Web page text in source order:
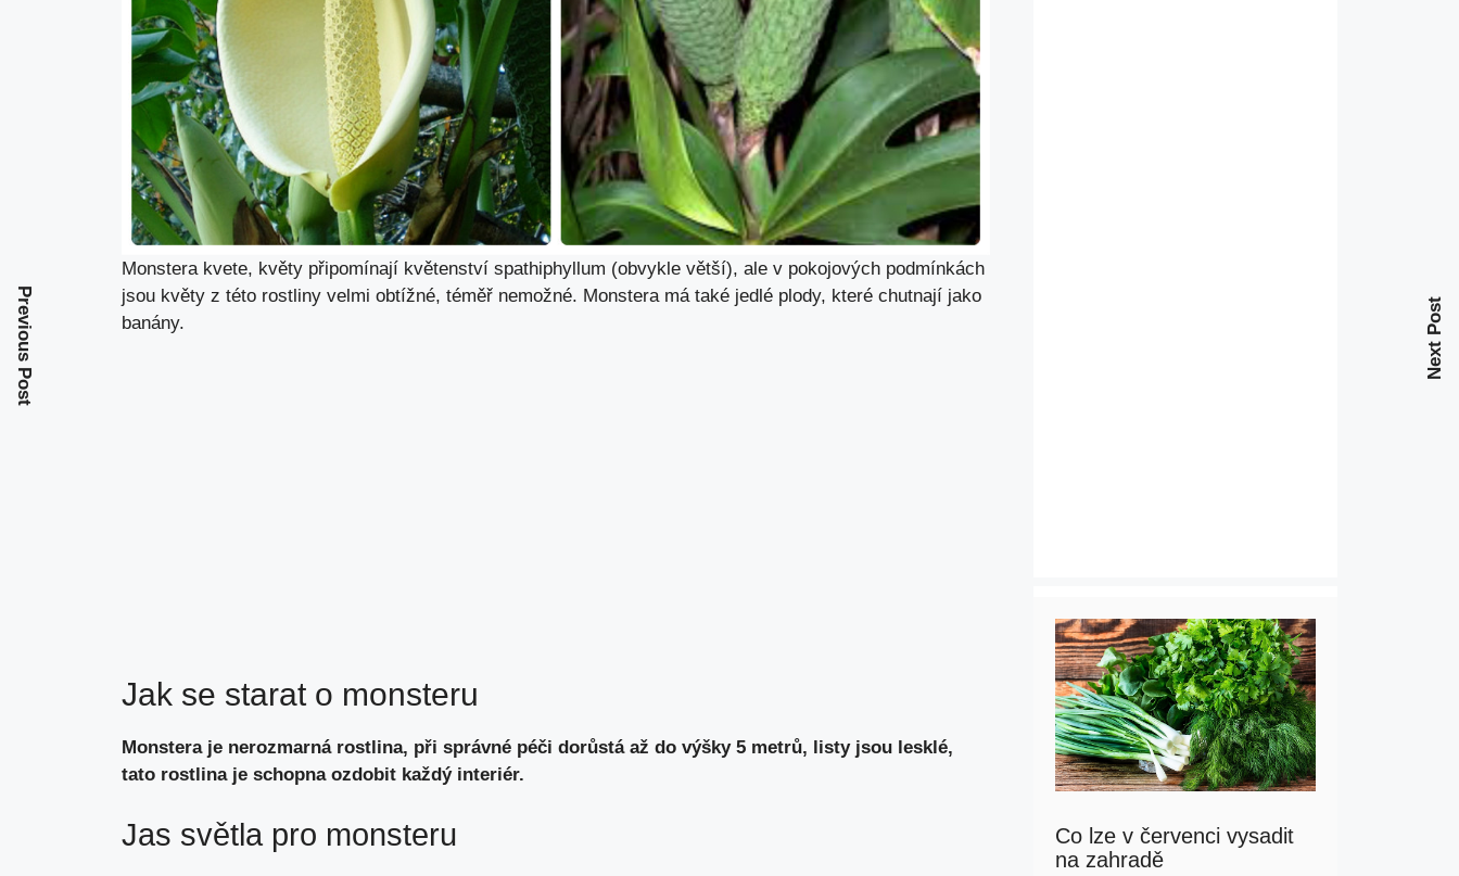
Monstera kvete, květy připomínají květenství spathiphyllum (obvykle větší), ale v pokojových podmínkách
jsou květy z této rostliny velmi obtížné, téměř nemožné. Monstera má také jedlé plody, které chutnají jako
banány.
Jak se starat o monsteru
Monstera je nerozmarná rostlina, při správné péči dorůstá až do výšky 5 metrů, listy jsou lesklé,
tato rostlina je schopna ozdobit každý interiér.
Jas světla pro monsteru
Previous Post Next Post
Co lze v červenci vysadit
na zahradě